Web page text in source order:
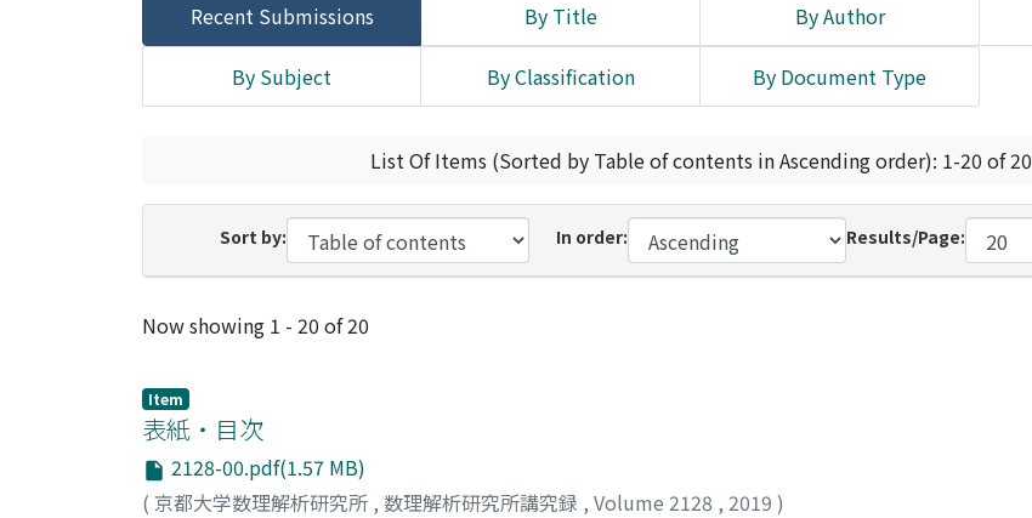
Recent Submissions By Title By Author
By Subject By Classification By Document Type
List Of Items (Sorted by Table of contents in Ascending order): 1-20 of 20
Sort by: In order: Results/Page:
Recent Submissions
Now showing 1 - 20 of 20
Item
表紙・目次
2128-00.pdf(1.57 MB)
( 京都大学数理解析研究所 , 数理解析研究所講究録 , Volume 2128 , 2019 )